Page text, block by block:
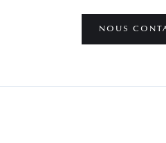
NOUS